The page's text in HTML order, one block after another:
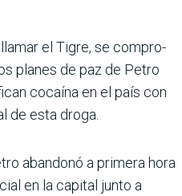
el Tigre, se compro­
planes de paz de Petro
cocaína en el país con
de esta droga.
abandonó a primera hora
en la capital junto a